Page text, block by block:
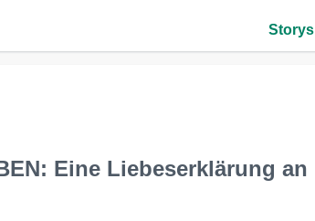
Storys
Eine Liebeserklärung an